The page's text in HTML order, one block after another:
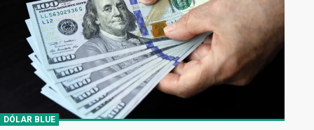
DÓLAR BLUE